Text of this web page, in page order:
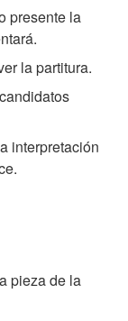
presente la
la partitura.
interpretación
pieza de la